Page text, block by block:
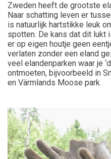
Zweden heeft de grootste
Naar schatting leven er
is natuurlijk hartstikke leuk
spotten. De kans dat dit lukt
er op eigen houtje geen
verlaten zonder een eland
veel elandenparken waar je
ontmoeten, bijvoorbeeld in
en Värmlands Moose park.